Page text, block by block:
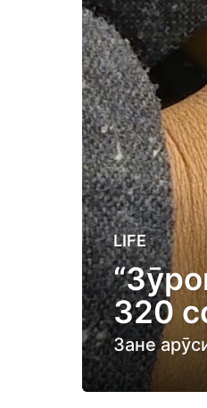
4
y
e
a
r
s
a
LIFE
320
Зане